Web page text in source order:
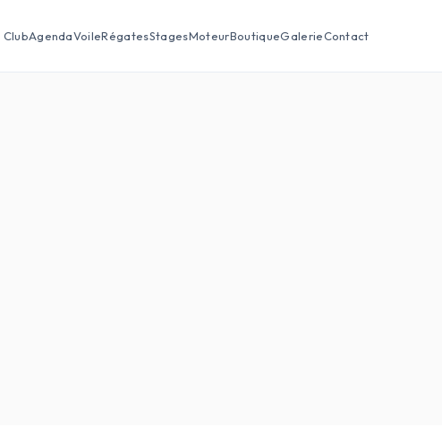
ClubAgendaVoileRégatesStagesMoteurBoutiqueGalerieContact